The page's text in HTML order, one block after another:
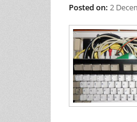
Posted on: 2